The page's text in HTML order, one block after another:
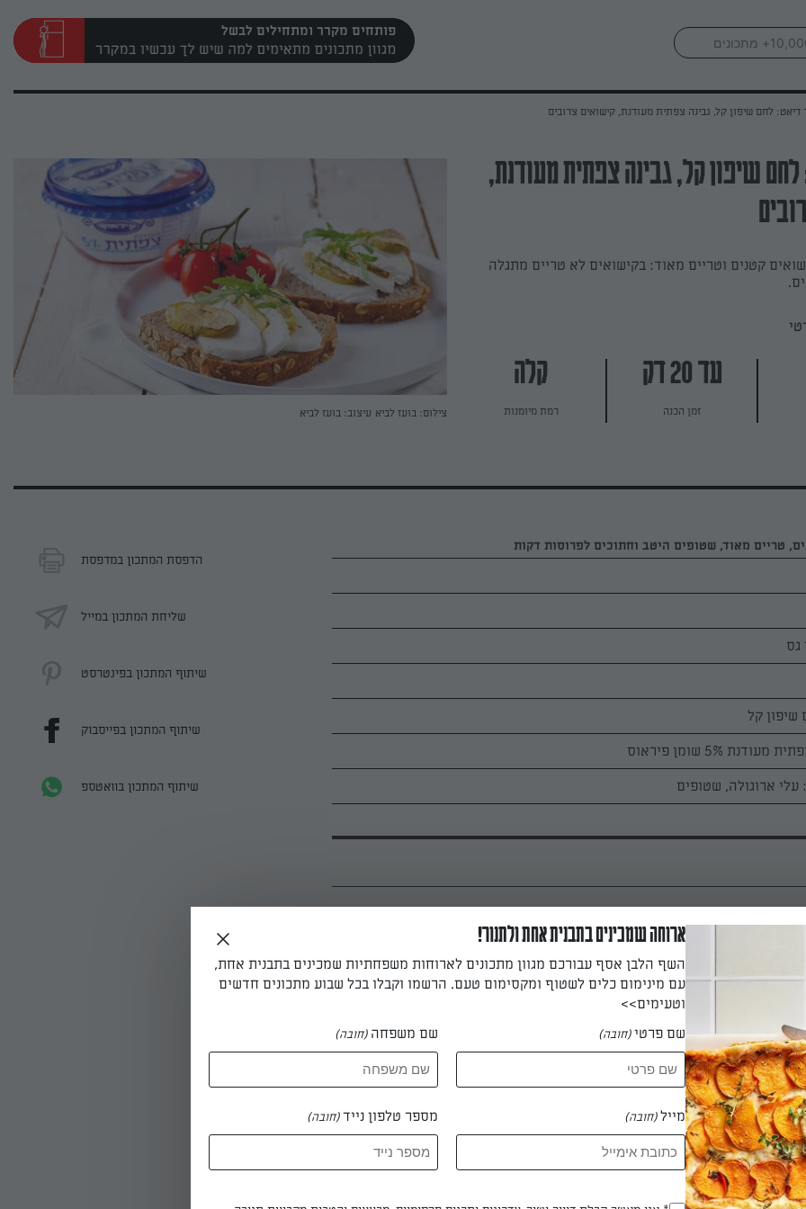
פותחים מקרר ומתחילים לבשל
דיאט: לחם שיפון קל, גבינה צפתית מעודנת, קישואים צרובים
שיפון קל, גבינה צפתית מעודנת,
קטנים וטריים מאוד: בקישואים לא טריים מתגלה
עד 20 דק
זמן הכנה
קלה
רמת מיומנות צילום: בועז לביא עיצוב: בועז לביא
גס
ארוגולה, שטופים
מחממים תנור ל-210 מעלות ומרפדים תבנית תנור בשני ניירות אפייה. מפזרים את פרוסות
הקישואים, מזלפים 2 כפות שמן זית בזרזיף דק, בוזקים מעט מלח אטלנטי ופלפל שחור גרוס
יפים. מוציאים.
דקות
שמים על כל פרוסת לחם שיפון קל 3 פרוסות דקות של גבינה צפתית מעודנת. מסדרים פרוסות
הדפסת המתכון במדפסת
שליחת המתכון במייל
שיתוף המתכון בפינטרסט
שיתוף המתכון בפייסבוק
שיתוף המתכון בוואטספ
ארוחה שמכינים בתבנית אחת ולתנור!
השף הלבן אסף עבורכם מגוון מתכונים לארוחות משפחתיות שמכינים בתבנית אחת,
עם מינימום כלים לשטוף ומקסימום טעם. הרשמו וקבלו בכל שבוע מתכונים חדשים
וטעימים>>
שם פרטי(חובה) שם משפחה (חובה)
מייל(חובה) מספר טלפון נייד(חובה)